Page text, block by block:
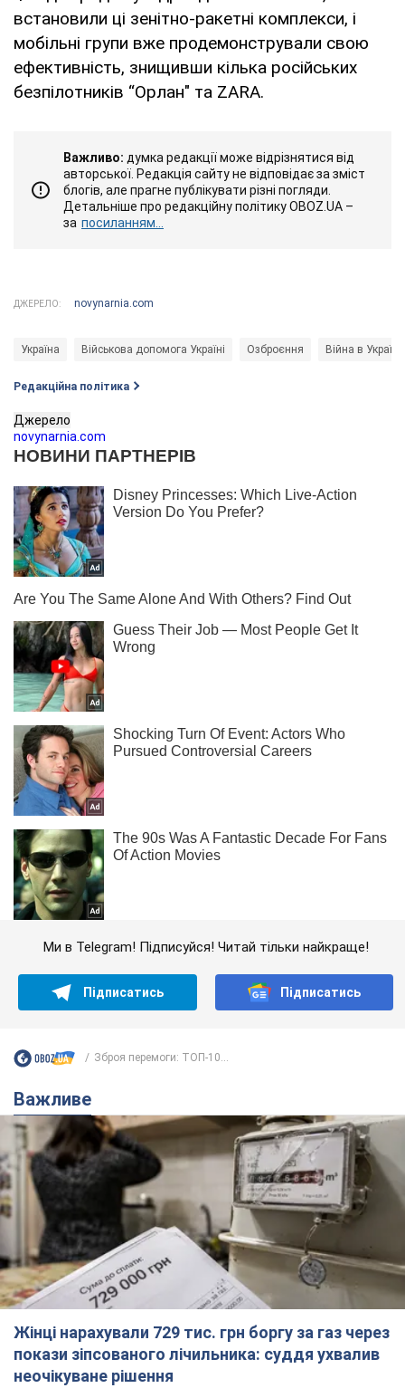
встановили ці зенітно-ракетні комплекси, і
мобільні групи вже продемонстрували свою
ефективність, знищивши кілька російських
безпілотників “Орлан" та ZARA.
Важливо: думка редакції може відрізнятися від
авторської. Редакція сайту не відповідає за зміст
блогів, але прагне публікувати різні погляди.
Детальніше про редакційну політику OBOZ.UA –
за посиланням...
ДЖЕРЕЛО: novynarnia.com
Україна Військова допомога Україні Озброєння Війна в Україні
Редакційна політика
Джерело
novynarnia.com
Ми в Telegram! Підписуйся! Читай тільки найкраще!
Підписатись Підписатись
Зброя перемоги: ТОП-10...
Важливе
Жінці нарахували 729 тис. грн боргу за газ через
покази зіпсованого лічильника: суддя ухвалив
неочікуване рішення